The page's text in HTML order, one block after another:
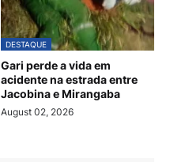
DESTAQUE
Gari perde a vida em
acidente na estrada entre
Jacobina e Mirangaba
August 02, 2026